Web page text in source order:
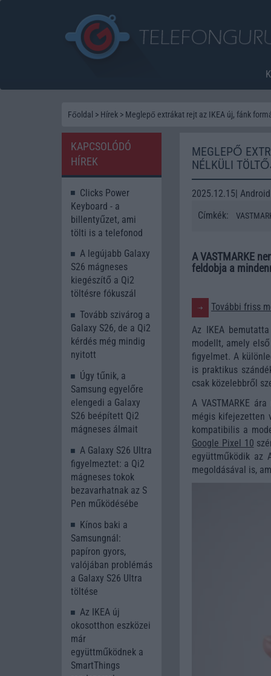
Főoldal > Hírek > Meglepő extrákat rejt az IKEA új, fánk
MEGLEPŐ
NÉLKÜLI
2025.12.15|
Címkék:
A VASTMARKE
feldobja a
További friss
Az IKEA
modellt, amely
figyelmet. A
is praktikus
csak közelebbről
A VASTMARKE
mégis kifejezetten
kompatibilis a
Google Pixel 10
együttműködik az
megoldásával is,
KAPCSOLÓDÓ
HÍREK
Clicks Power
Keyboard - a
billentyűzet, ami
tölti is a telefonod
A legújabb Galaxy
S26 mágneses
kiegészítő a Qi2
töltésre fókuszál
Tovább szivárog a
Galaxy S26, de a Qi2
kérdés még mindig
nyitott
Úgy tűnik, a
Samsung egyelőre
elengedi a Galaxy
S26 beépített Qi2
mágneses álmait
A Galaxy S26 Ultra
figyelmeztet: a Qi2
mágneses tokok
bezavarhatnak az S
Pen működésébe
Kínos baki a
Samsungnál:
papíron gyors,
valójában problémás
a Galaxy S26 Ultra
töltése
Az IKEA új
okosotthon eszközei
már
együttműködnek a
SmartThings